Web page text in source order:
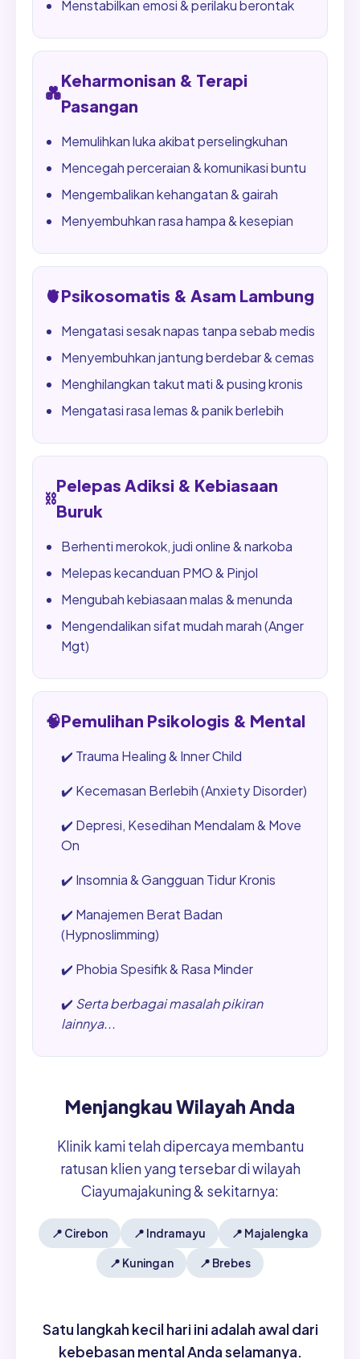
Menstabilkan emosi & perilaku berontak
💑
Keharmonisan & Terapi
Pasangan
Memulihkan luka akibat perselingkuhan
Mencegah perceraian & komunikasi buntu
Mengembalikan kehangatan & gairah
Menyembuhkan rasa hampa & kesepian
🫀Psikosomatis & Asam Lambung
Mengatasi sesak napas tanpa sebab medis
Menyembuhkan jantung berdebar & cemas
Menghilangkan takut mati & pusing kronis
Mengatasi rasa lemas & panik berlebih
⛓️
Pelepas Adiksi & Kebiasaan
Buruk
Berhenti merokok, judi online & narkoba
Melepas kecanduan PMO & Pinjol
Mengubah kebiasaan malas & menunda
Mengendalikan sifat mudah marah (Anger
Mgt)
🧠Pemulihan Psikologis & Mental
✔️ Trauma Healing & Inner Child
✔️ Kecemasan Berlebih (Anxiety Disorder)
✔️ Depresi, Kesedihan Mendalam & Move
On
✔️ Insomnia & Gangguan Tidur Kronis
✔️ Manajemen Berat Badan
(Hypnoslimming)
✔️ Phobia Spesifik & Rasa Minder
✔️ Serta berbagai masalah pikiran
lainnya...
Menjangkau Wilayah Anda
Klinik kami telah dipercaya membantu
ratusan klien yang tersebar di wilayah
Ciayumajakuning & sekitarnya:
📍 Cirebon 📍 Indramayu 📍 Majalengka
📍 Kuningan 📍 Brebes
Satu langkah kecil hari ini adalah awal dari
kebebasan mental Anda selamanya.